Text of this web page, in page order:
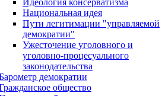
Идеология консерватизма
Национальная идея
Пути легитимации "управляемой
демократии"
Ужесточение уголовного и
уголовно-процесуального
законодательства
демократии
общество